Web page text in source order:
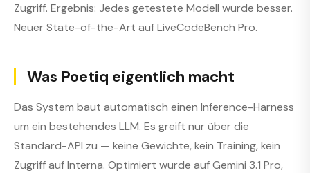
Zugriff. Ergebnis: Jedes getestete Modell wurde besser.
Neuer State-of-the-Art auf LiveCodeBench Pro.
Was Poetiq eigentlich macht
Das System baut automatisch einen Inference-Harness
um ein bestehendes LLM. Es greift nur über die
Standard-API zu — keine Gewichte, kein Training, kein
Zugriff auf Interna. Optimiert wurde auf Gemini 3.1 Pro,